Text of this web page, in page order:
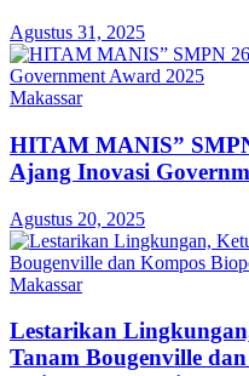
Agustus 31, 2025
Makassar
HITAM MANIS”
Ajang Inovasi
Agustus 20, 2025
Makassar
Lestarikan
Tanam Bougenville